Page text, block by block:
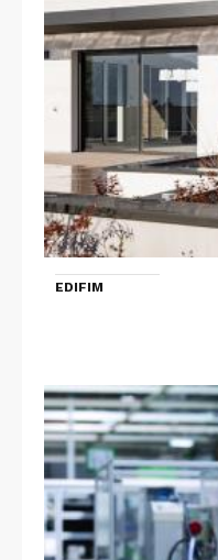
EDIFIM